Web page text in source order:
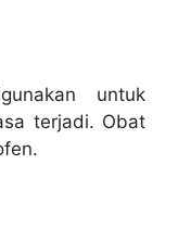
untuk
terjadi. Obat